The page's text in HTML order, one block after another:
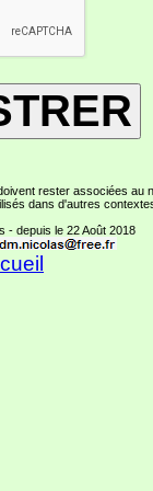
rester associées au
dans d'autres
- depuis le 22 Août 2018